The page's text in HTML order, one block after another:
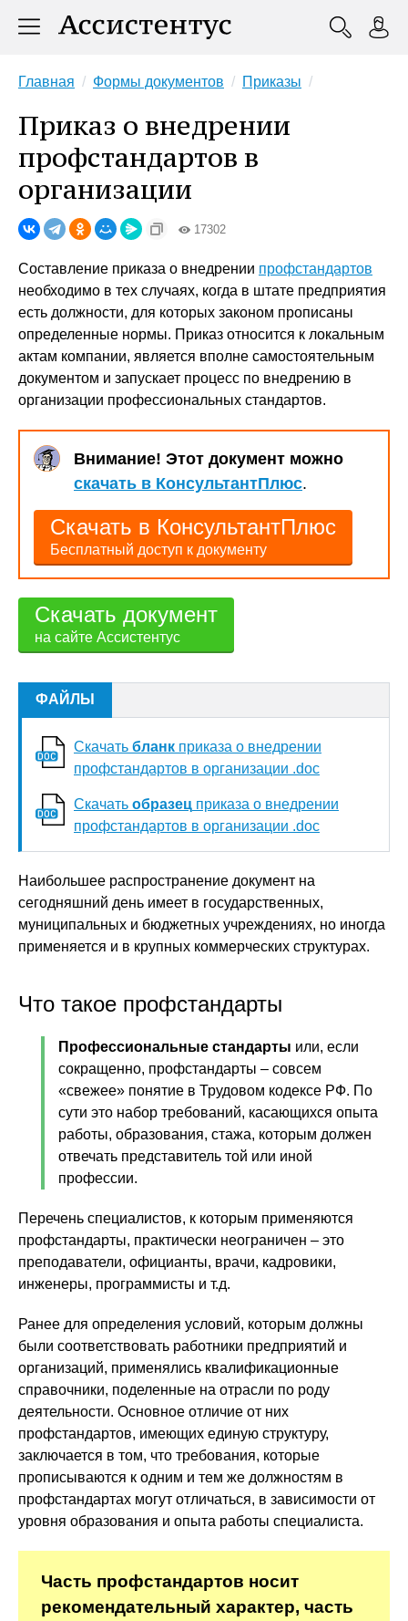
Главная Формы документов Приказы
Приказ о внедрении
профстандартов в
организации
17302
Составление приказа о внедрении профстандартов
необходимо в тех случаях, когда в штате предприятия
есть должности, для которых законом прописаны
определенные нормы. Приказ относится к локальным
актам компании, является вполне самостоятельным
документом и запускает процесс по внедрению в
организации профессиональных стандартов.
Внимание! Этот документ можно
скачать в КонсультантПлюс.
Скачать в КонсультантПлюс
Бесплатный доступ к документу
Скачать документ
на сайте Ассистентус
ФАЙЛЫ
Скачать бланк приказа о внедрении
профстандартов в организации .doc
Скачать образец приказа о внедрении
профстандартов в организации .doc
Наибольшее распространение документ на
сегодняшний день имеет в государственных,
муниципальных и бюджетных учреждениях, но иногда
применяется и в крупных коммерческих структурах.
Что такое профстандарты
Профессиональные стандарты или, если
сокращенно, профстандарты – совсем
«свежее» понятие в Трудовом кодексе РФ. По
сути это набор требований, касающихся опыта
работы, образования, стажа, которым должен
отвечать представитель той или иной
профессии.
Перечень специалистов, к которым применяются
профстандарты, практически неограничен – это
преподаватели, официанты, врачи, кадровики,
инженеры, программисты и т.д.
Ранее для определения условий, которым должны
были соответствовать работники предприятий и
организаций, применялись квалификационные
справочники, поделенные на отрасли по роду
деятельности. Основное отличие от них
профстандартов, имеющих единую структуру,
заключается в том, что требования, которые
прописываются к одним и тем же должностям в
профстандартах могут отличаться, в зависимости от
уровня образования и опыта работы специалиста.
Часть профстандартов носит
рекомендательный характер, часть